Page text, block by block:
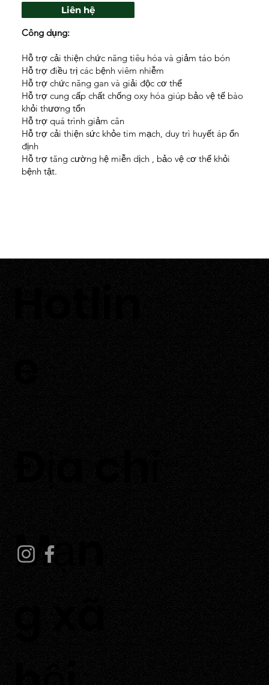
Liên hệ
Công dụng:
Hỗ trợ cải thiện chức năng tiêu hóa và giảm táo bón
Hỗ trợ điều trị các bệnh viêm nhiễm​
Hỗ trợ chức năng gan và giải độc cơ thể
Hỗ trợ cung cấp chất chống oxy hóa giúp bảo vệ tế bào
khỏi thương tổn
Hỗ trợ quá trình giảm cân
Hỗ trợ cải thiện sức khỏe tim mạch, duy trì huyết áp ổn
định
Hỗ trợ tăng cường hệ miễn dịch , bảo vệ cơ thể khỏi
bệnh tật.
Hotlin
e
0933 700 226
​Địa chỉ
Thôn Tuấn Tú, Xã Phước Dinh, Tỉnh Khánh Hoà
Mạn
g xã